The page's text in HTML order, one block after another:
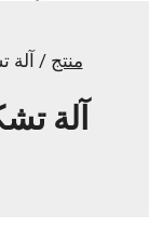
منتج / آلة
آلة